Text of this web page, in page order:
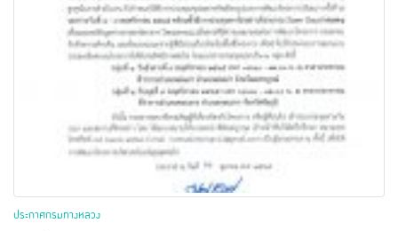
ประกาศกรมทางหลวง